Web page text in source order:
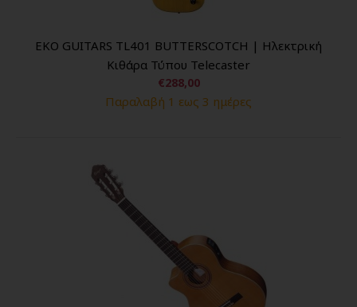
EKO GUITARS TL401 BUTTERSCOTCH | Ηλεκτρική
Κιθάρα Τύπου Telecaster
€288,00
Παραλαβή 1 εως 3 ημέρες